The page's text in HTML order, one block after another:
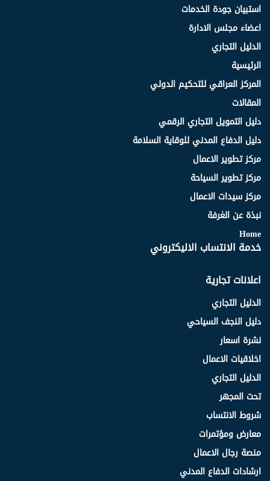
استبيان جودة الخدمات
اعضاء مجلس الادارة
الدليل التجاري
الرئيسية
المركز العراقي للتحكيم الدولي
المقالات
دليل التمويل التجاري الرقمي
دليل الدفاع المدني للوقاية السلامة
مركز تطوير الاعمال
مركز تطوير السياحة
مركز سيدات الاعمال
نبذة عن الغرفة
Home
خدمة الانتساب الاليكتروني
اعلانات تجارية
الدليل التجاري
دليل النجف السياحي
نشرة اسعار
اخلاقيات الاعمال
الدليل التجاري
تحت المجهر
شروط الانتساب
معارض ومؤتمرات
منصة رجال الاعمال
ارشادات الدفاع المدني